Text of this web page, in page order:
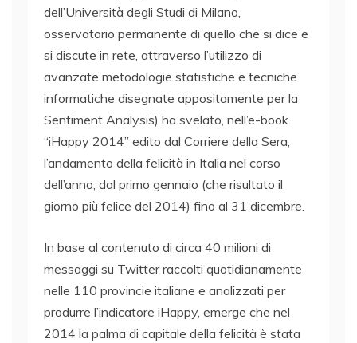
dell’Università degli Studi di Milano,
osservatorio permanente di quello che si dice e
si discute in rete, attraverso l’utilizzo di
avanzate metodologie statistiche e tecniche
informatiche disegnate appositamente per la
Sentiment Analysis) ha svelato, nell’e-book
“iHappy 2014” edito dal Corriere della Sera,
l’andamento della felicità in Italia nel corso
dell’anno, dal primo gennaio (che risultato il
giorno più felice del 2014) fino al 31 dicembre.
In base al contenuto di circa 40 milioni di
messaggi su Twitter raccolti quotidianamente
nelle 110 provincie italiane e analizzati per
produrre l’indicatore iHappy, emerge che nel
2014 la palma di capitale della felicità è stata